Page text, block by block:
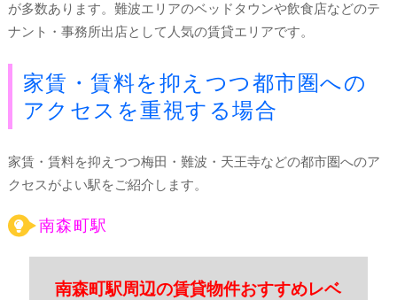
が多数あります。難波エリアのベッドタウンや飲食店などのテ
ナント・事務所出店として人気の賃貸エリアです。
家賃・賃料を抑えつつ都市圏への
アクセスを重視する場合
家賃・賃料を抑えつつ梅田・難波・天王寺などの都市圏へのア
クセスがよい駅をご紹介します。
南森町駅
南森町駅周辺の賃貸物件おすすめレベ